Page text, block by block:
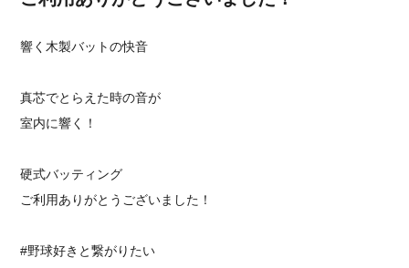
響く木製バットの快音
真芯でとらえた時の音が
室内に響く！
硬式バッティング
ご利用ありがとうございました！
#野球好きと繋がりたい